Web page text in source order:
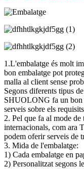
1.L'embalatge és molt
bon embalatge pot
malla al client sense
Segons diferents tipus
SHUOLONG fa un bon
serveis sobre els
2. Pel que fa al mode
internacionals, com ara
podem oferir serveis de
3. Mida de l'embalatge:
1) Cada embalatge en
2) Personalitzat segons